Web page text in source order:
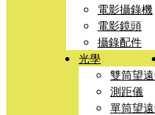
電影攝錄機
電影鏡頭
攝錄配件
光學
雙筒望
測距儀
單筒望